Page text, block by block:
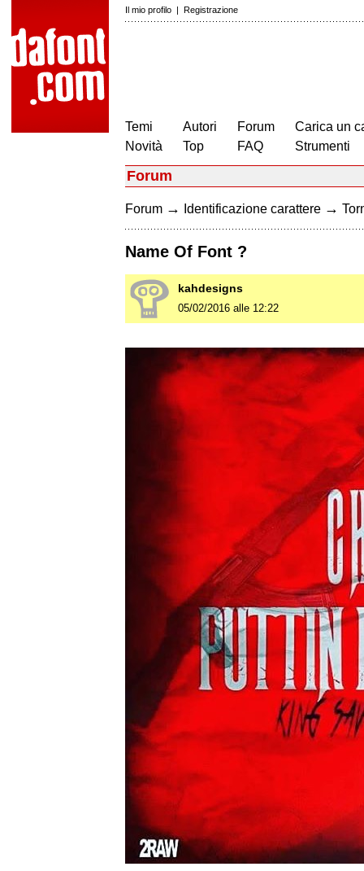
Il mio profilo | Registrazione
Temi
Novità
Autori
Top
Forum
FAQ
Carica un
Strumenti
Forum
Forum → Identificazione carattere →
Name Of Font ?
kahdesigns
05/02/2016 alle 12:22